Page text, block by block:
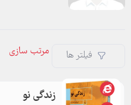
فیلتر ها
زندگی نو